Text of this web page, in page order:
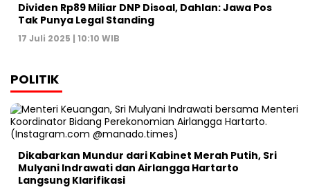
Dividen Rp89 Miliar DNP Disoal, Dahlan: Jawa Pos
Tak Punya Legal Standing
17 Juli 2025 | 10:10 WIB
POLITIK
Dikabarkan Mundur dari Kabinet Merah Putih, Sri
Mulyani Indrawati dan Airlangga Hartarto
Langsung Klarifikasi